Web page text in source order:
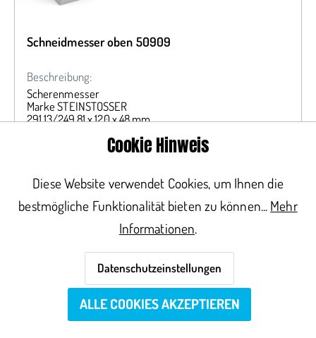
Schneidmesser oben 50909
Beschreibung:
Scherenmesser
Marke STEINSTOSSER
291,13/249,81 x 120 x 48 mm
Unsere Zeichnungsnummer:
FJB06-2653
Qualität 1.2746
Lieferbar: Auf Anfrage
Vorteilspreis sichern. Jetzt registrieren!
DETAILS
Cookie Hinweis
Diese Website verwendet Cookies, um Ihnen die
bestmögliche Funktionalität bieten zu können... Mehr
Informationen.
Datenschutzeinstellungen
ALLE COOKIES AKZEPTIEREN